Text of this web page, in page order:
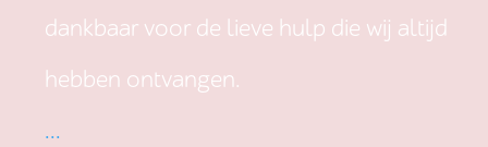
dankbaar voor de lieve hulp die wij altijd
hebben ontvangen.
...